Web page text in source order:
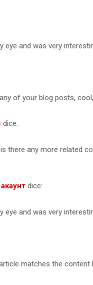
eye and was very
of your blog posts,
dice:
there any more related
dice:
eye and was very
matches the